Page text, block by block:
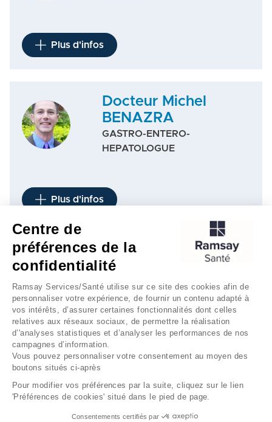
Plus d'infos
Docteur Michel
BENAZRA
GASTRO-ENTERO-
HEPATOLOGUE
Plus d'infos
1 2 3 … 12
Données personnelles
Centre de
préférences de la
confidentialité
Ramsay Services/Santé utilise sur ce site des cookies afin de
personnaliser votre expérience, de fournir un contenu adapté à
vos intérêts, d’assurer certaines fonctionnalités dont celles
relatives aux réseaux sociaux, de permettre la réalisation
d’'analyses statistiques et d’analyser les performances de nos
campagnes d’information.
Vous pouvez personnaliser votre consentement au moyen des
boutons situés ci-après
Pour modifier vos préférences par la suite, cliquez sur le lien
'Préférences de cookies' situé dans le pied de page.
Consentements certifiés par